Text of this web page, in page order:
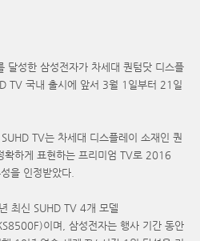
성한 삼성전자가 차세대 퀀텀닷 디스플
TV 국내 출시에 앞서 3월 1일부터 21일
TV는 차세대 디스플레이 소재인 퀀
확하게 표현하는 프리미엄 TV로 2016
을 인정받았다.
최신 SUHD TV 4개 모델
이며, 삼성전자는 행사 기간 동안